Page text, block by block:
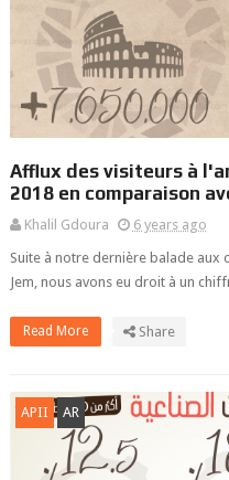
Afflux des visiteurs à
2018 en comparaison
Khalil Gdoura
6 years ago
Suite à notre dernière balade aux
Jem, nous avons eu droit à un
Read More Share
APII AR